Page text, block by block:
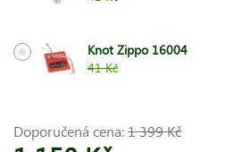
Knot Zippo 16004
41 Kč
Doporučená cena:1 399 Kč